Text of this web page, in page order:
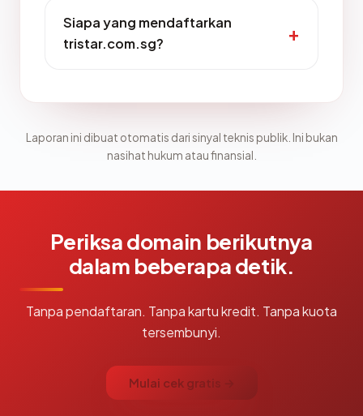
Siapa yang mendaftarkan
tristar.com.sg?
Laporan ini dibuat otomatis dari sinyal teknis publik. Ini bukan
nasihat hukum atau finansial.
Periksa domain berikutnya
dalam beberapa detik.
Tanpa pendaftaran. Tanpa kartu kredit. Tanpa kuota
tersembunyi.
Mulai cek gratis →